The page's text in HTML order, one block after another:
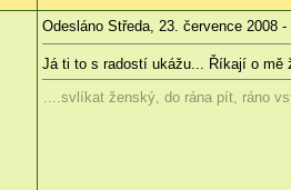
Odesláno Středa, 23. července 2008 -
Já ti to s radostí ukážu... Říkají o mě
....svlíkat ženský, do rána pít, ráno